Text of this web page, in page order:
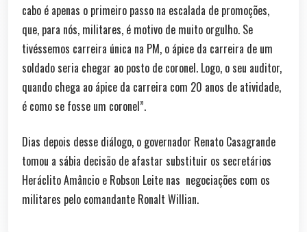
cabo é apenas o primeiro passo na escalada de promoções,
que, para nós, militares, é motivo de muito orgulho. Se
tivéssemos carreira única na PM, o ápice da carreira de um
soldado seria chegar ao posto de coronel. Logo, o seu auditor,
quando chega ao ápice da carreira com 20 anos de atividade,
é como se fosse um coronel”.
Dias depois desse diálogo, o governador Renato Casagrande
tomou a sábia decisão de afastar substituir os secretários
Heráclito Amâncio e Robson Leite nas negociações com os
militares pelo comandante Ronalt Willian.